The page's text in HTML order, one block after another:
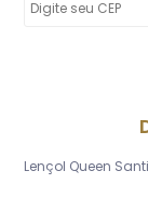
Lençol Queen